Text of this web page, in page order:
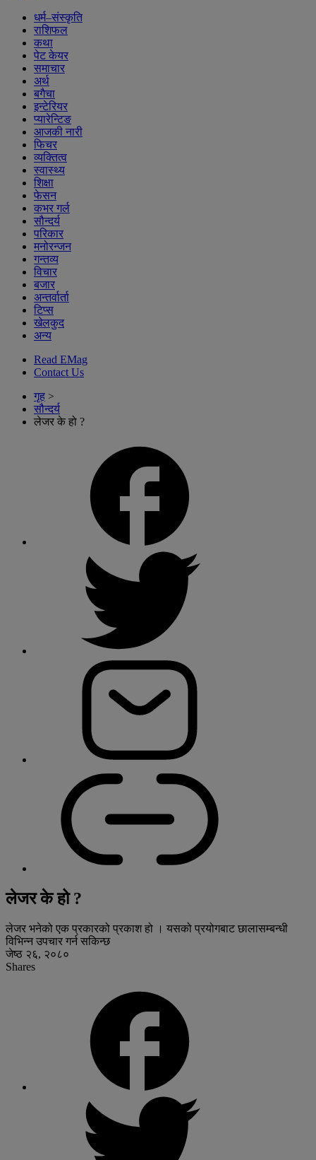
धर्म–संस्कृति
राशिफल
कथा
पेट केयर
समाचार
अर्थ
बगैचा
इन्टेरियर
प्यारेन्टिङ
आजकी नारी
फिचर
व्यक्तित्व
स्वास्थ्य
शिक्षा
फेसन
कभर गर्ल
सौन्दर्य
परिकार
मनोरन्जन
गन्तव्य
विचार
बजार
अन्तर्वार्ता
टिप्स
खेलकुद
अन्य
Read EMag
Contact Us
गृह >
सौन्दर्य
लेजर के हो ?
लेजर के हो ?
लेजर भनेको एक प्रकारको प्रकाश हो । यसको प्रयोगबाट छालासम्बन्धी
विभिन्न उपचार गर्न सकिन्छ
जेष्ठ २६, २०८०
Shares